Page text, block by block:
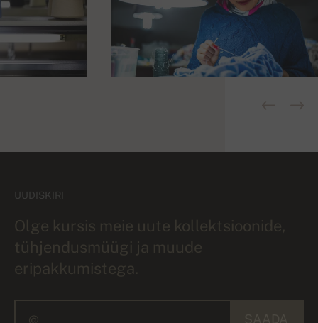
UUDISKIRI
Olge kursis meie uute kollektsioonide,
tühjendusmüügi ja muude
eripakkumistega.